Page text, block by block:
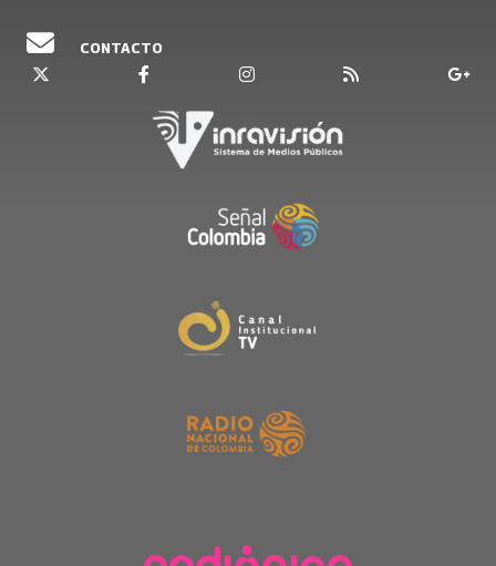
CONTACTO